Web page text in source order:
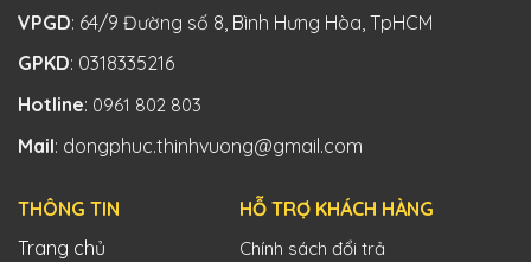
VPGD: 64/9 Đường số 8, Bình Hưng Hòa, TpHCM
GPKD: 0318335216
Hotline: 0961 802 803
Mail: dongphuc.thinhvuong@gmail.com
THÔNG TIN
Trang chủ
HỖ TRỢ KHÁCH HÀNG
Chính sách đổi trả